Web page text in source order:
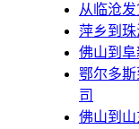
从临沧
萍乡到珠
佛山到
鄂尔多
司
佛山到